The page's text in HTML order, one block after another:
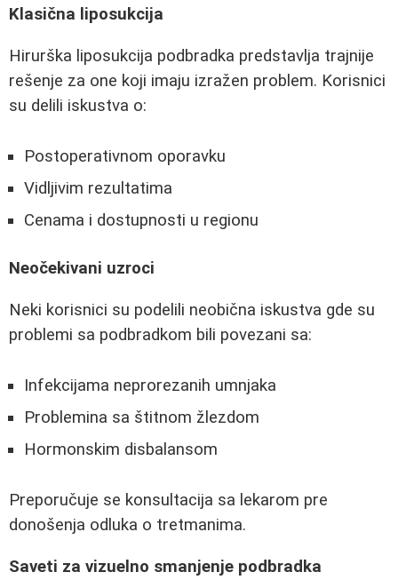
Klasična liposukcija
Hirurška liposukcija podbradka predstavlja trajnije
rešenje za one koji imaju izražen problem. Korisnici
su delili iskustva o:
Postoperativnom oporavku
Vidljivim rezultatima
Cenama i dostupnosti u regionu
Neočekivani uzroci
Neki korisnici su podelili neobična iskustva gde su
problemi sa podbradkom bili povezani sa:
Infekcijama neprorezanih umnjaka
Problemina sa štitnom žlezdom
Hormonskim disbalansom
Preporučuje se konsultacija sa lekarom pre
donošenja odluka o tretmanima.
Saveti za vizuelno smanjenje podbradka